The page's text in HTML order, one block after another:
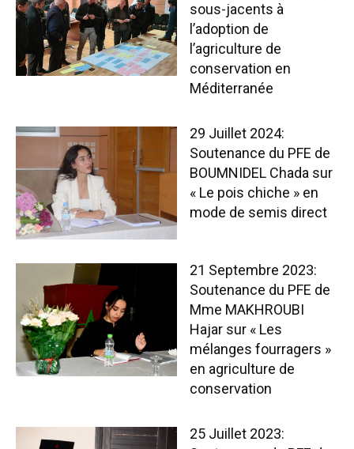
sous-jacents à
l’adoption de
l’agriculture de
conservation en
Méditerranée
29 Juillet 2024:
Soutenance du PFE de
BOUMNIDEL Chada sur
« Le pois chiche » en
mode de semis direct
21 Septembre 2023:
Soutenance du PFE de
Mme MAKHROUBI
Hajar sur « Les
mélanges fourragers »
en agriculture de
conservation
25 Juillet 2023: